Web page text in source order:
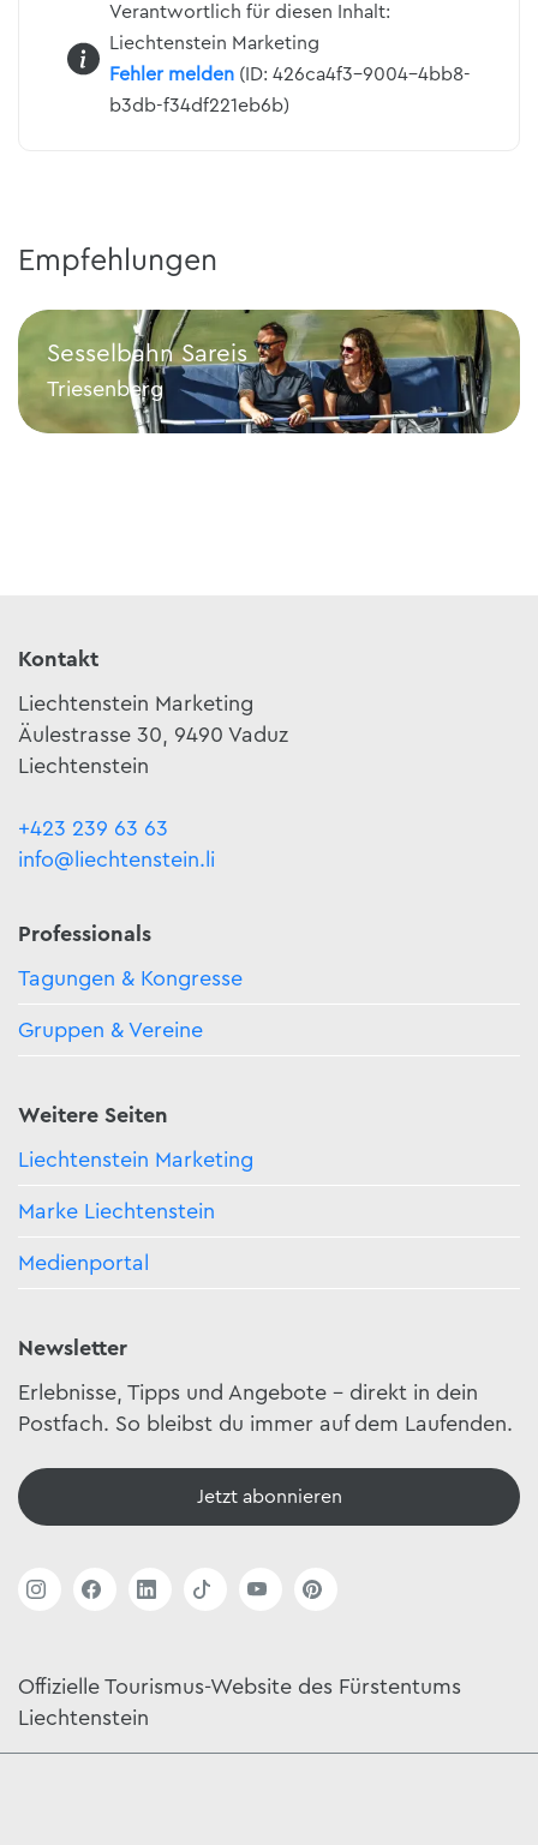
Verantwortlich für diesen Inhalt:
Liechtenstein Marketing
Fehler melden(ID: 426ca4f3-9004-4bb8-
b3db-f34df221eb6b)
Empfehlungen
Sesselbahn Sareis
Triesenberg
Sesselbahn Sareis
Kontakt
Liechtenstein Marketing
Äulestrasse 30, 9490 Vaduz
Liechtenstein
+423 239 63 63
info@liechtenstein.li
Professionals
Tagungen & Kongresse
Gruppen & Vereine
Weitere Seiten
Liechtenstein Marketing
Marke Liechtenstein
Medienportal
Newsletter
Erlebnisse, Tipps und Angebote – direkt in dein
Postfach. So bleibst du immer auf dem Laufenden.
Jetzt abonnieren
Offizielle Tourismus-Website des Fürstentums
Liechtenstein